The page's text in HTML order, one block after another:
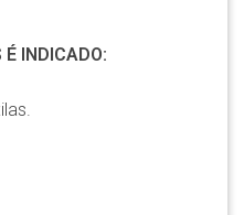
É INDICADO: